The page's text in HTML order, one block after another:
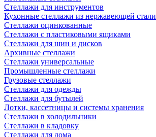
Стеллажи для инструментов
Кухонные стеллажи из нержавеющей стали
Стеллажи оцинкованные
Стеллажи с пластиковыми ящиками
Стеллажи для шин и дисков
Архивные стеллажи
Стеллажи универсальные
Промышленные стеллажи
Грузовые стеллажи
Стеллажи для одежды
Стеллажи для бутылей
Лотки, кассетницы и системы хранения
Стеллажи в холодильники
Стеллажи в кладовку
Стеллажи для дома